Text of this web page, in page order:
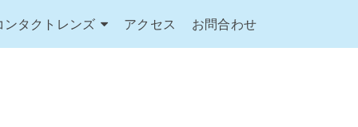
ンタクトレンズ アクセス お問合わせ